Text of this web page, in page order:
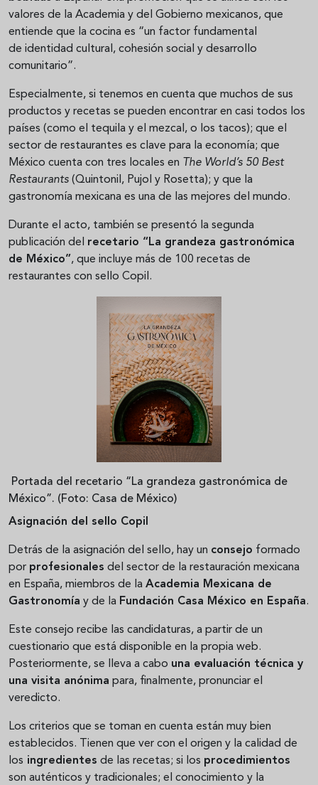
valores de la Academia y del Gobierno mexicanos, que
entiende que la cocina es “un factor fundamental
de identidad cultural, cohesión social y desarrollo
comunitario”.
Especialmente, si tenemos en cuenta que muchos de sus
productos y recetas se pueden encontrar en casi todos los
países (como el tequila y el mezcal, o los tacos); que el
sector de restaurantes es clave para la economía; que
México cuenta con tres locales en The World’s 50 Best
Restaurants (Quintonil, Pujol y Rosetta); y que la
gastronomía mexicana es una de las mejores del mundo.
Durante el acto, también se presentó la segunda
publicación del recetario “La grandeza gastronómica
de México”, que incluye más de 100 recetas de
restaurantes con sello Copil.
Portada del recetario “La grandeza gastronómica de
México”. (Foto: Casa de México)
Asignación del sello Copil
Detrás de la asignación del sello, hay un consejo formado
por profesionales del sector de la restauración mexicana
en España, miembros de la Academia Mexicana de
Gastronomía y de la Fundación Casa México en España.
Este consejo recibe las candidaturas, a partir de un
cuestionario que está disponible en la propia web.
Posteriormente, se lleva a cabo una evaluación técnica y
una visita anónima para, finalmente, pronunciar el
veredicto.
Los criterios que se toman en cuenta están muy bien
establecidos. Tienen que ver con el origen y la calidad de
los ingredientes de las recetas; si los procedimientos
son auténticos y tradicionales; el conocimiento y la